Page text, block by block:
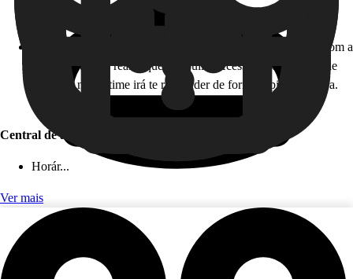
Horário de atendimento: 24 horas, todos os dias!
Como funciona: caso você não esteja disponível para falar com a
gente em tempo real, fique tranquilo! Acesse nossa Central de
Ajuda, e nosso time irá te responder de forma rápida e segura.
Central de ajuda (app)
Horár...
Ver mais